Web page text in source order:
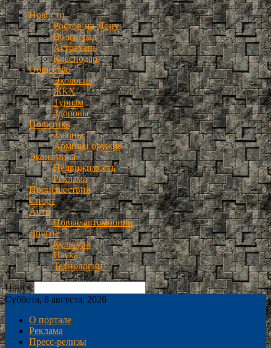
Новости
Ростов-на-Дону
Волгоград
Астрахань
Краснодар
Общество
Экология
ЖКХ
Туризм
Здоровье
Политика
Законы
Армия и оружие
Экономика
Недвижимость
Реклама
Происшествия
Спорт
Авто
Новые автомобили
Другие
Культура
Наука
Технологии
Поиск
Суббота, 8 августа, 2026
О портале
Реклама
Пресс-релизы